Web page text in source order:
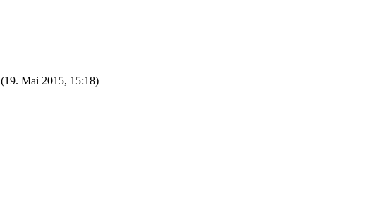
(19. Mai 2015, 15:18)